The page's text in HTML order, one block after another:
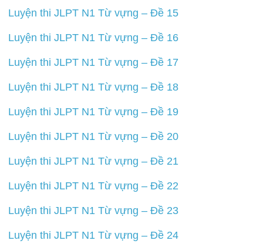
Luyện thi JLPT N1 Từ vựng – Đề 15
Luyện thi JLPT N1 Từ vựng – Đề 16
Luyện thi JLPT N1 Từ vựng – Đề 17
Luyện thi JLPT N1 Từ vựng – Đề 18
Luyện thi JLPT N1 Từ vựng – Đề 19
Luyện thi JLPT N1 Từ vựng – Đề 20
Luyện thi JLPT N1 Từ vựng – Đề 21
Luyện thi JLPT N1 Từ vựng – Đề 22
Luyện thi JLPT N1 Từ vựng – Đề 23
Luyện thi JLPT N1 Từ vựng – Đề 24